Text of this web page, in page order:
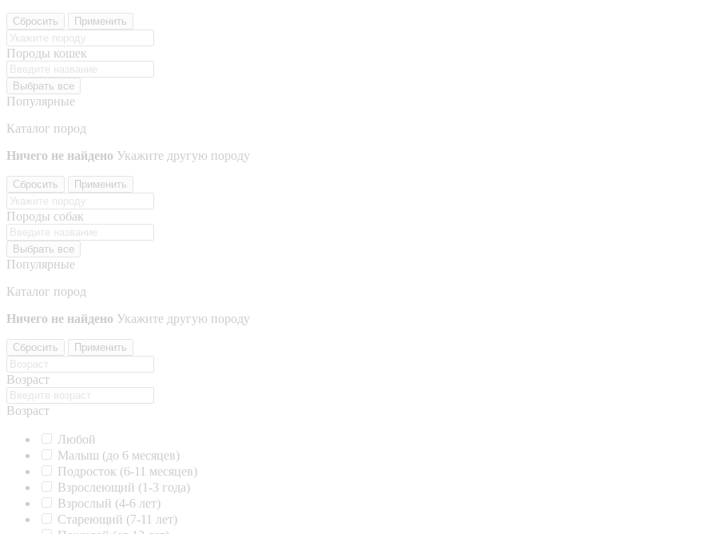
Сбросить Применить
Породы кошек
Выбрать все
Популярные
Каталог пород
Ничего не найдено Укажите другую породу
Сбросить Применить
Породы собак
Выбрать все
Популярные
Каталог пород
Ничего не найдено Укажите другую породу
Сбросить Применить
Возраст
Возраст
Любой
Малыш (до 6 месяцев)
Подросток (6-11 месяцев)
Взрослеющий (1-3 года)
Взрослый (4-6 лет)
Стареющий (7-11 лет)